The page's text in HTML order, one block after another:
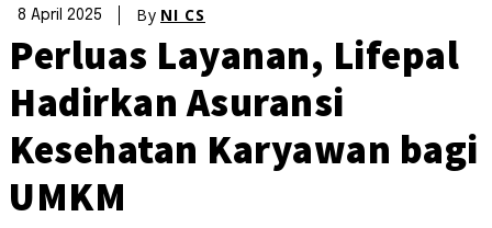
8 April 2025 By NI CS
Perluas Layanan, Lifepal
Hadirkan Asuransi
Kesehatan Karyawan bagi
UMKM